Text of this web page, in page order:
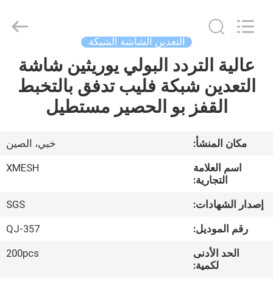
الصفحة
الرئيسية
معلومات
جولة
Reserved.
التعدين الشاشة الشبكة
عالية التردد البولي يوريثين شاشة
التعدين شبكة فليب تدفق بالتخبط
القفز بو الحصير مستطيل
مكان المنشأ:
خبي، الصين
اسم العلامة
التجارية:
XMESH
إصدار الشهادات:
SGS
رقم الموديل:
QJ-357
الحد الأدنى
لكمية:
200pcs